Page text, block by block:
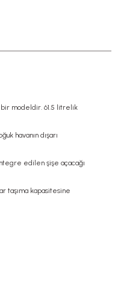
bir modeldir. 61.5 litrelik
havanın dışarı
edilen şişe açacağı
taşıma kapasitesine